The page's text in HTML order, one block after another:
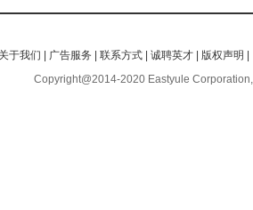
关于我们 广告服务 |联系方式 |诚聘英才 版权声明
Copyright@2014-2020 Eastyule